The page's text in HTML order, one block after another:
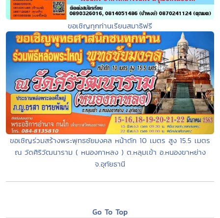
ขอเชิญทุกท่านเรียนสมาธิฟรี
ขอเชิญร่วมสร้างพระพุทธชัยมงคล หน้าตัก 10 เมตร สูง 15.5 เมตร
ณ วัดศิริวัฒนาราม ( หนองกาหลง ) ต.หลุมเข้า อ.หนองขาหย่าง
จ.อุทัยธานี
Go To Top